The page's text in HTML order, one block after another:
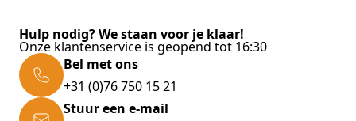
Hulp nodig? We staan voor je klaar!
Onze klantenservice is geopend tot 16:30
Bel met ons
+31 (0)76 750 15 21
Stuur een e-mail